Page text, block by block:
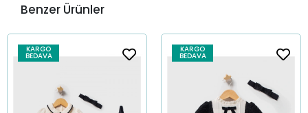
Benzer Ürünler
KARGO
BEDAVA
KARGO
BEDAVA